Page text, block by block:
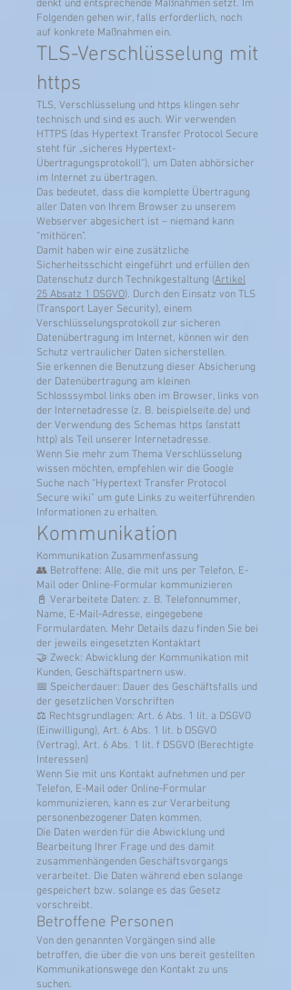
denkt und entsprechende Maßnahmen setzt. Im
Folgenden gehen wir, falls erforderlich, noch
auf konkrete Maßnahmen ein.
TLS-Verschlüsselung mit
https
TLS, Verschlüsselung und https klingen sehr
technisch und sind es auch. Wir verwenden
HTTPS (das Hypertext Transfer Protocol Secure
steht für „sicheres Hypertext-
Übertragungsprotokoll“), um Daten abhörsicher
im Internet zu übertragen.
Das bedeutet, dass die komplette Übertragung
aller Daten von Ihrem Browser zu unserem
Webserver abgesichert ist – niemand kann
“mithören”.
Damit haben wir eine zusätzliche
Sicherheitsschicht eingeführt und erfüllen den
Datenschutz durch Technikgestaltung (Artikel
25 Absatz 1 DSGVO). Durch den Einsatz von TLS
(Transport Layer Security), einem
Verschlüsselungsprotokoll zur sicheren
Datenübertragung im Internet, können wir den
Schutz vertraulicher Daten sicherstellen.
Sie erkennen die Benutzung dieser Absicherung
der Datenübertragung am kleinen
Schlosssymbol links oben im Browser, links von
der Internetadresse (z. B. beispielseite.de) und
der Verwendung des Schemas https (anstatt
http) als Teil unserer Internetadresse.
Wenn Sie mehr zum Thema Verschlüsselung
wissen möchten, empfehlen wir die Google
Suche nach “Hypertext Transfer Protocol
Secure wiki” um gute Links zu weiterführenden
Informationen zu erhalten.
Kommunikation
Kommunikation Zusammenfassung
👥 Betroffene: Alle, die mit uns per Telefon, E-
Mail oder Online-Formular kommunizieren
📓 Verarbeitete Daten: z. B. Telefonnummer,
Name, E-Mail-Adresse, eingegebene
Formulardaten. Mehr Details dazu finden Sie bei
der jeweils eingesetzten Kontaktart
🤝 Zweck: Abwicklung der Kommunikation mit
Kunden, Geschäftspartnern usw.
📅 Speicherdauer: Dauer des Geschäftsfalls und
der gesetzlichen Vorschriften
⚖️ Rechtsgrundlagen: Art. 6 Abs. 1 lit. a DSGVO
(Einwilligung), Art. 6 Abs. 1 lit. b DSGVO
(Vertrag), Art. 6 Abs. 1 lit. f DSGVO (Berechtigte
Interessen)
Wenn Sie mit uns Kontakt aufnehmen und per
Telefon, E-Mail oder Online-Formular
kommunizieren, kann es zur Verarbeitung
personenbezogener Daten kommen.
Die Daten werden für die Abwicklung und
Bearbeitung Ihrer Frage und des damit
zusammenhängenden Geschäftsvorgangs
verarbeitet. Die Daten während eben solange
gespeichert bzw. solange es das Gesetz
vorschreibt.
Betroffene Personen
Von den genannten Vorgängen sind alle
betroffen, die über die von uns bereit gestellten
Kommunikationswege den Kontakt zu uns
suchen.